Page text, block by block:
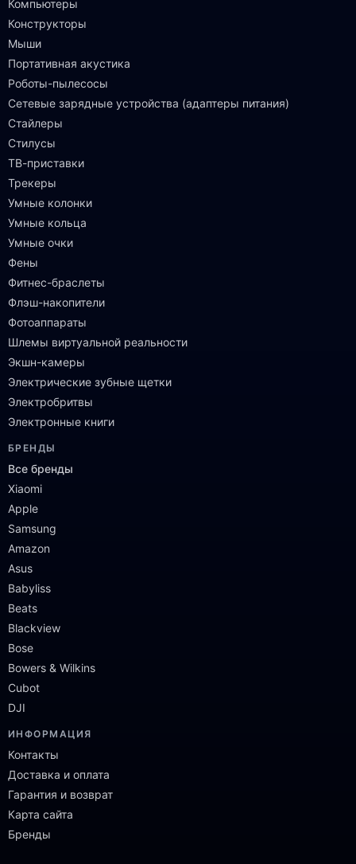
Компьютеры
Конструкторы
Мыши
Портативная акустика
Роботы-пылесосы
Сетевые зарядные устройства (адаптеры питания)
Стайлеры
Стилусы
ТВ-приставки
Трекеры
Умные колонки
Умные кольца
Умные очки
Фены
Фитнес-браслеты
Флэш-накопители
Фотоаппараты
Шлемы виртуальной реальности
Экшн-камеры
Электрические зубные щетки
Электробритвы
Электронные книги
БРЕНДЫ
Все бренды
Xiaomi
Apple
Samsung
Amazon
Asus
Babyliss
Beats
Blackview
Bose
Bowers & Wilkins
Cubot
DJI
ИНФОРМАЦИЯ
Контакты
Доставка и оплата
Гарантия и возврат
Карта сайта
Бренды